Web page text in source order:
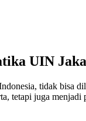
UIN
tidak bisa
tetapi juga